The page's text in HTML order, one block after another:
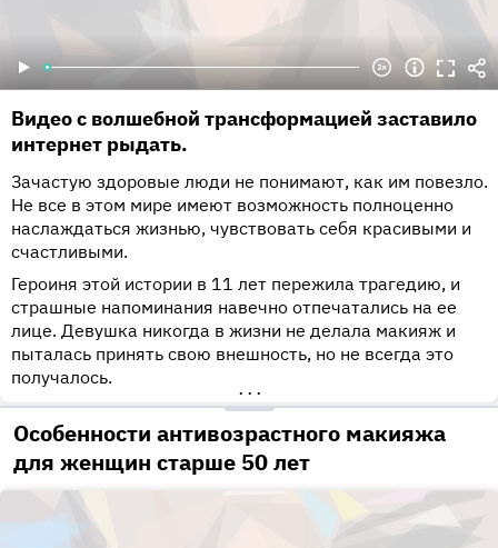
Видео с волшебной трансформацией заставило
интернет рыдать.
Зачастую здоровые люди не понимают, как им повезло.
Не все в этом мире имеют возможность полноценно
наслаждаться жизнью, чувствовать себя красивыми и
счастливыми.
Героиня этой истории в 11 лет пережила трагедию, и
страшные напоминания навечно отпечатались на ее
лице. Девушка никогда в жизни не делала макияж и
пыталась принять свою внешность, но не всегда это
получалось.
•••
Особенности антивозрастного макияжа
для женщин старше 50 лет